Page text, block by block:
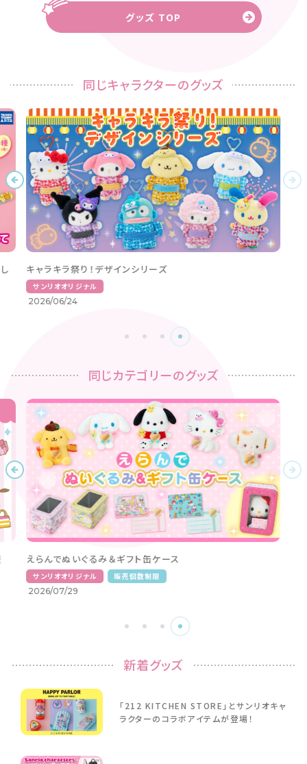
グッズ TOP
同じキャラクターのグッズ
スレット にじほし キャラキラ祭り！デザインシリーズ
同じカテゴリーのグッズ
報 えらんでぬいぐるみ＆ギフト缶ケース
サンリオオリジナル
販売個数制限
2026/07/29
新着グッズ
「212 KITCHEN STORE」とサンリオキャ
ラクターのコラボアイテムが登場！